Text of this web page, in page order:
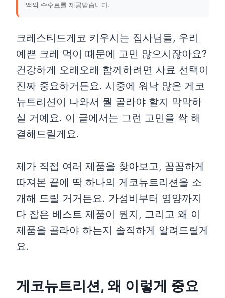
액의 수수료를 제공받습니다.
크레스티드게코 키우시는 집사님들, 우리
예쁜 크레 먹이 때문에 고민 많으시잖아요?
건강하게 오래오래 함께하려면 사료 선택이
진짜 중요하거든요. 시중에 워낙 많은 게코
뉴트리션이 나와서 뭘 골라야 할지 막막하
실 거예요. 이 글에서는 그런 고민을 싹 해
결해드릴게요.
제가 직접 여러 제품을 찾아보고, 꼼꼼하게
따져본 끝에 딱 하나의 게코뉴트리션을 소
개해 드릴 거거든요. 가성비부터 영양까지
다 잡은 베스트 제품이 뭔지, 그리고 왜 이
제품을 골라야 하는지 솔직하게 알려드릴게
요.
게코뉴트리션, 왜 이렇게 중요